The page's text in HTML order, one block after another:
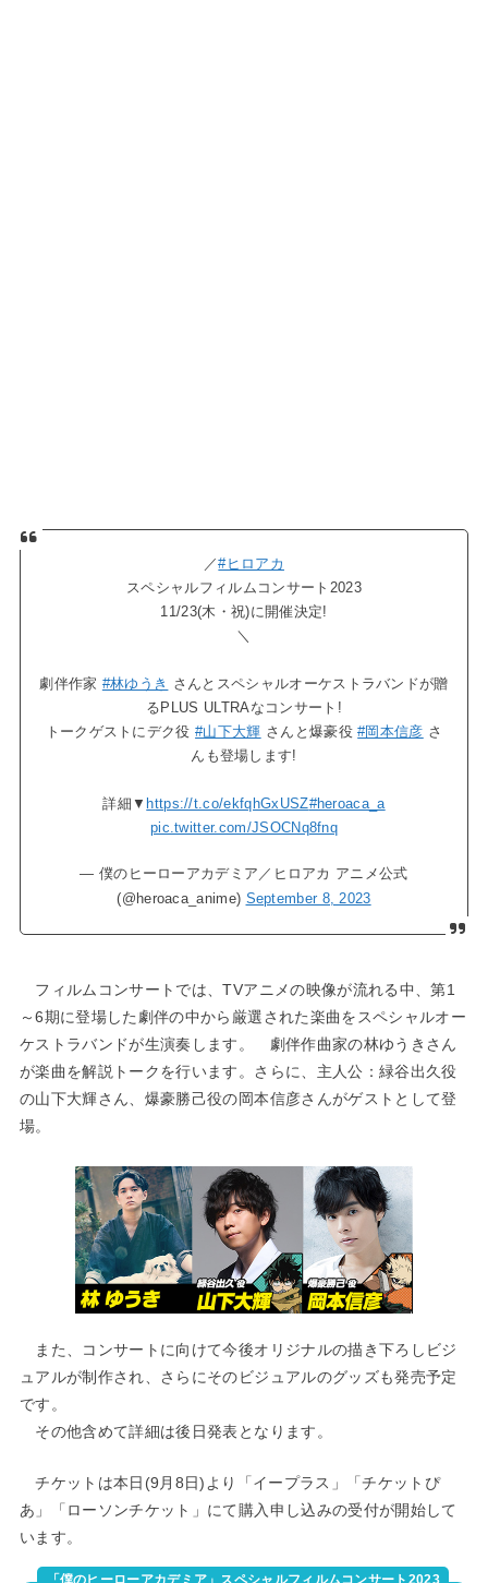
／#ヒロアカ
スペシャルフィルムコンサート2023
11/23(木・祝)に開催決定!
＼
劇伴作家 #林ゆうき
さんとスペシャルオーケストラバンドが贈
るPLUS ULTRAなコンサート!
トークゲストにデク役#山下大輝 さんと爆豪役#岡本信彦 さ
んも登場します!
詳細▼ https://t.co/ekfqhGxUSZ#heroaca_a
pic.twitter.com/JSOCNq8fnq
— 僕のヒーローアカデミア／ヒロアカ アニメ公式
(@heroaca_anime) September 8, 2023
フィルムコンサートでは、TVアニメの映像が流れる中、第1
～6期に登場した劇伴の中から厳選された楽曲をスペシャルオー
ケストラバンドが生演奏します。 劇伴作曲家の林ゆうきさん
が楽曲を解説トークを行います。さらに、主人公：緑谷出久役
の山下大輝さん、爆豪勝己役の岡本信彦さんがゲストとして登
場。
また、コンサートに向けて今後オリジナルの描き下ろしビジ
ュアルが制作され、さらにそのビジュアルのグッズも発売予定
です。
その他含めて詳細は後日発表となります。
チケットは本日(9月8日)より「イープラス」「チケットぴ
あ」「ローソンチケット」にて購入申し込みの受付が開始して
います。
「僕のヒーローアカデミア」スペシャルフィルムコンサート2023